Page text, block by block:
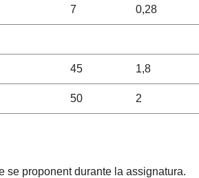
7 0,28
45 1,8
50 2
se proponent durante la assignatura.